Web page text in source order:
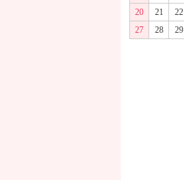
20
21 22
27
28 29